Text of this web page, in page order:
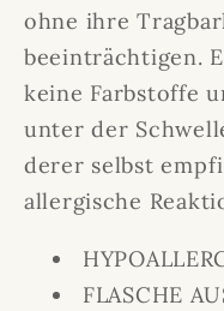
ohne ihre
beeinträchtigen.
keine Farbstoffe
unter der
derer selbst
allergische
FLASCHE